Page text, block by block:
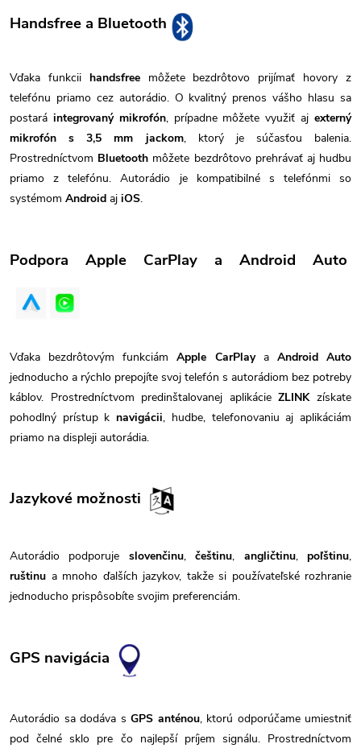
Handsfree a Bluetooth
Vďaka funkcii handsfreemôžete bezdrôtovo prijímať hovory z
telefónu priamo cez autorádio. O kvalitný prenos vášho hlasu sa
postará integrovaný mikrofón, prípadne môžete využiť ajexterný
mikrofón s 3,5 mm jackom, ktorý je súčasťou balenia.
Prostredníctvom Bluetooth môžete bezdrôtovo prehrávať aj hudbu
priamo z telefónu. Autorádio je kompatibilné s telefónmi so
systémom Android aj iOS.
Podpora Apple CarPlay a Android Auto
Vďaka bezdrôtovým funkciámApple CarPlaya Android Auto
jednoducho a rýchlo prepojíte svoj telefón s autorádiom bez potreby
káblov. Prostredníctvom predinštalovanej aplikácieZLINKzískate
pohodlný prístup knavigácii, hudbe, telefonovaniu aj aplikáciám
priamo na displeji autorádia.
Jazykové možnosti
Autorádio podporuje slovenčinu,češtinu, angličtinu,poľštinu,
ruštinu a mnoho ďalších jazykov, takže si používateľské rozhranie
jednoducho prispôsobíte svojim preferenciám.
GPS navigácia
Autorádio sa dodáva s GPS anténou, ktorú odporúčame umiestniť
pod čelné sklo pre čo najlepší príjem signálu. Prostredníctvom